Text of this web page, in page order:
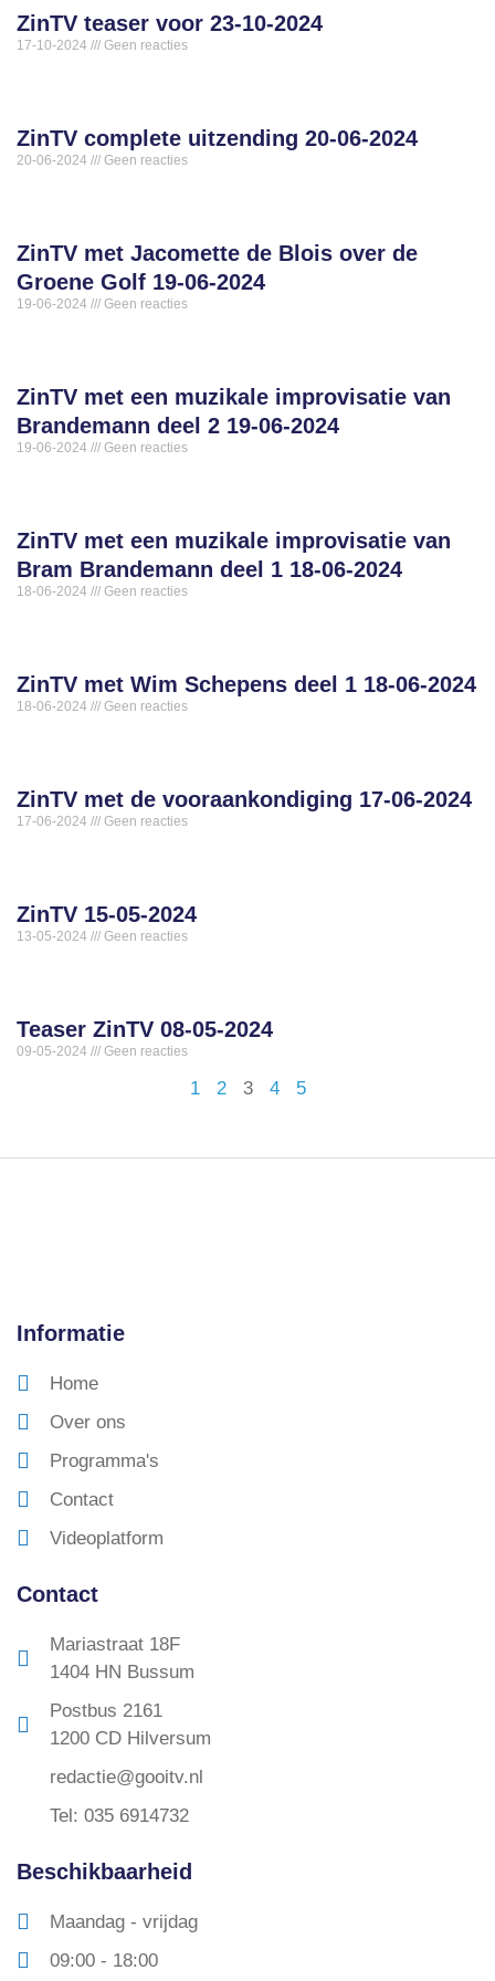
ZinTV teaser voor 23-10-2024
17-10-2024 Geen reacties
ZinTV complete uitzending 20-06-2024
20-06-2024 Geen reacties
ZinTV met Jacomette de Blois over de
Groene Golf 19-06-2024
19-06-2024 Geen reacties
ZinTV met een muzikale improvisatie van
Brandemann deel 2 19-06-2024
19-06-2024 Geen reacties
ZinTV met een muzikale improvisatie van
Bram Brandemann deel 1 18-06-2024
18-06-2024 Geen reacties
ZinTV met Wim Schepens deel 1 18-06-2024
18-06-2024 Geen reacties
ZinTV met de vooraankondiging 17-06-2024
17-06-2024 Geen reacties
ZinTV 15-05-2024
13-05-2024 Geen reacties
Teaser ZinTV 08-05-2024
09-05-2024 Geen reacties
1 2 3 4 5
Informatie
Home
Over ons
Programma's
Contact
Videoplatform
Contact
Mariastraat 18F
1404 HN Bussum
Postbus 2161
1200 CD Hilversum
redactie@gooitv.nl
Tel: 035 6914732
Beschikbaarheid
Maandag - vrijdag
09:00 - 18:00